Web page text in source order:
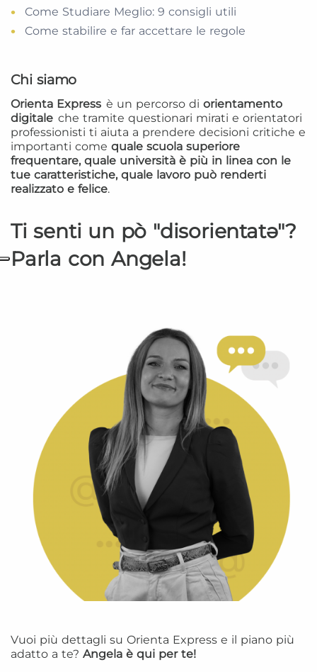
Come Studiare Meglio: 9 consigli utili
Come stabilire e far accettare le regole
Chi siamo
Orienta Express è un percorso di orientamento
digitale che tramite questionari mirati e orientatori
professionisti ti aiuta a prendere decisioni critiche e
importanti come quale scuola superiore
frequentare, quale università è più in linea con le
tue caratteristiche, quale lavoro può renderti
realizzato e felice.
Ti senti un pò "disorientatə"?
Parla con Angela!
Vuoi più dettagli su Orienta Express e il piano più
adatto a te? Angela è qui per te!